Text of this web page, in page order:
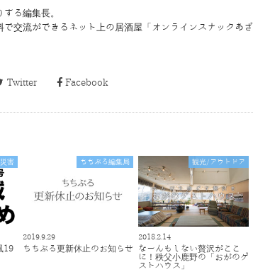
る編集長。
で交流ができるネット上の居酒屋「オンラインスナックあざ
Twitter Facebook
災害
19
ちちぶる編集局
2019.9.29
ちちぶる更新休止のお知らせ
観光/アウトドア
2018.2.14
なーんもしない贅沢がここ
に！秩父小鹿野の「おがのゲ
ストハウス」